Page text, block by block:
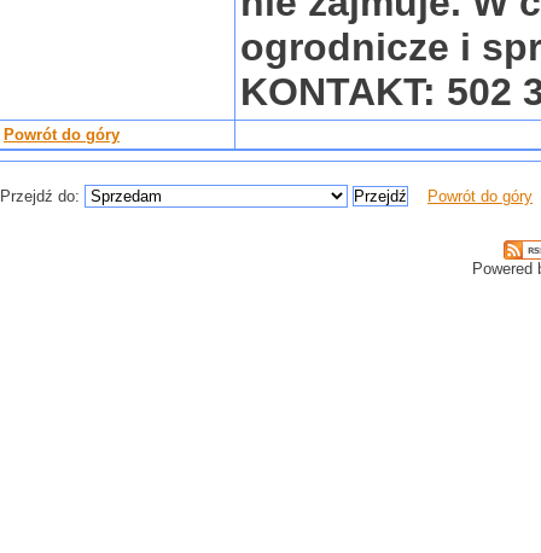
ogrodnicze i
KONTAKT: 502
Powrót do góry
Przejdź do: Powrót do góry
Powered